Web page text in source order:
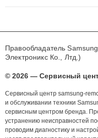
Правообладатель
Электроникс Ко., Лтд.)
© 2026 — Сервисный
Сервисный центр samsung-
и обслуживании техники
сервисным центром бренда.
устранению неисправностей
проводим диагностику и